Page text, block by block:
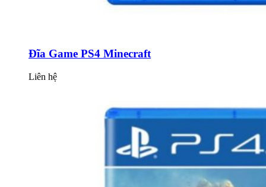
Đĩa Game PS4 Minecraft
Liên hệ